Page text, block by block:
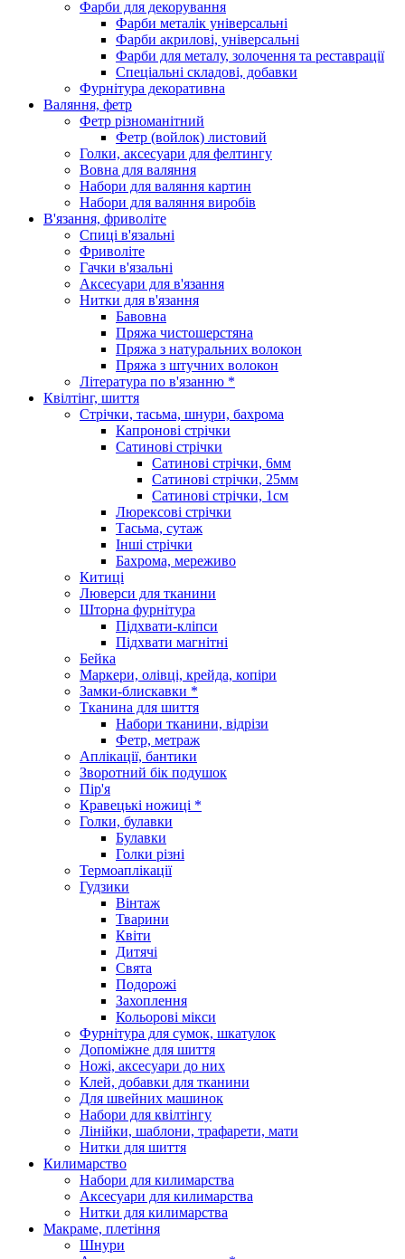
Фарби для декорування
Фарби металік універсальні
Фарби акрилові, універсальні
Фарби для металу, золочення та реставрації
Спеціальні складові, добавки
Фурнітура декоративна
Валяння, фетр
Фетр різноманітний
Фетр (войлок) листовий
Голки, аксесуари для фелтингу
Вовна для валяння
Набори для валяння картин
Набори для валяння виробів
В'язання, фриволіте
Спиці в'язальні
Фриволіте
Гачки в'язальні
Аксесуари для в'язання
Нитки для в'язання
Бавовна
Пряжа чистошерстяна
Пряжа з натуральних волокон
Пряжа з штучних волокон
Література по в'язанню *
Квілтінг, шиття
Стрічки, тасьма, шнури, бахрома
Капронові стрічки
Сатинові стрічки
Сатинові стрічки, 6мм
Сатинові стрічки, 25мм
Сатинові стрічки, 1см
Люрексові стрічки
Тасьма, сутаж
Інші стрічки
Бахрома, мереживо
Китиці
Люверси для тканини
Шторна фурнітура
Підхвати-кліпси
Підхвати магнітні
Бейка
Маркери, олівці, крейда, копіри
Замки-блискавки *
Тканина для шиття
Набори тканини, відрізи
Фетр, метраж
Аплікації, бантики
Зворотний бік подушок
Пір'я
Кравецькі ножиці *
Голки, булавки
Булавки
Голки різні
Термоаплікації
Гудзики
Вінтаж
Тварини
Квіти
Дитячі
Свята
Подорожі
Захоплення
Кольорові мікси
Фурнітура для сумок, шкатулок
Допоміжне для шиття
Ножі, аксесуари до них
Клей, добавки для тканини
Для швейних машинок
Набори для квілтінгу
Лінійки, шаблони, трафарети, мати
Нитки для шиття
Килимарство
Набори для килимарства
Аксесуари для килимарства
Нитки для килимарства
Макраме, плетіння
Шнури